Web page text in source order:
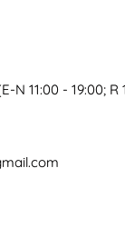
N 11:00 - 19:00; R